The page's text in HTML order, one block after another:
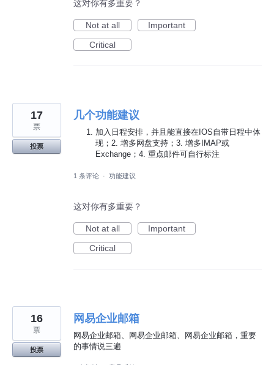
这对你有多重要？
Not at all
Important
Critical
几个功能建议
加入日程安排，并且能直接在IOS自带日程中体
现；2. 增多网盘支持；3. 增多IMAP或
Exchange；4. 重点邮件可自行标注
17
票
投票
1 条评论 · 功能建议
这对你有多重要？
Not at all
Important
Critical
网易企业邮箱
网易企业邮箱、网易企业邮箱、网易企业邮箱，重要
的事情说三遍
16
票
投票